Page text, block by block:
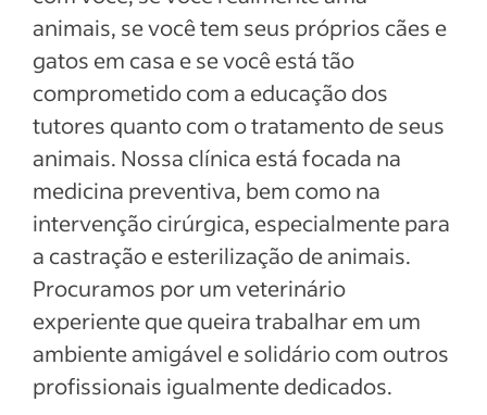
animais, se você tem seus próprios cães e
gatos em casa e se você está tão
comprometido com a educação dos
tutores quanto com o tratamento de seus
animais. Nossa clínica está focada na
medicina preventiva, bem como na
intervenção cirúrgica, especialmente para
a castração e esterilização de animais.
Procuramos por um veterinário
experiente que queira trabalhar em um
ambiente amigável e solidário com outros
profissionais igualmente dedicados.